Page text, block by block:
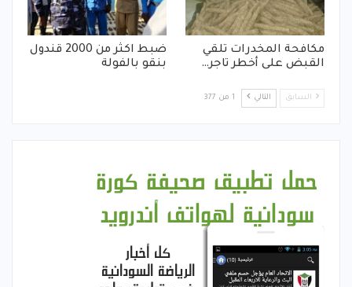
مكافحة المخدرات تلقي
القبض على أخطر تاجر…
ضبط اكثر من 2000 قندول
بنقو بالفولة
السابق التالي 1 من 377